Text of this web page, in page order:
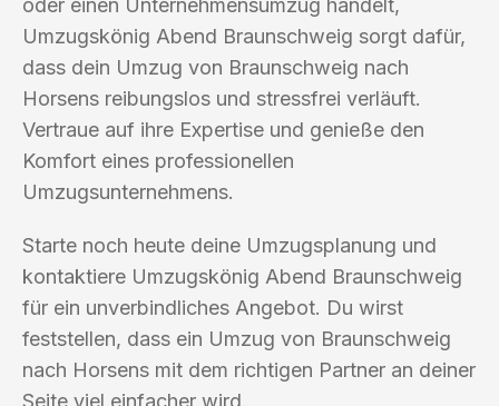
oder einen Unternehmensumzug handelt,
Umzugskönig Abend Braunschweig sorgt dafür,
dass dein Umzug von Braunschweig nach
Horsens reibungslos und stressfrei verläuft.
Vertraue auf ihre Expertise und genieße den
Komfort eines professionellen
Umzugsunternehmens.
Starte noch heute deine Umzugsplanung und
kontaktiere Umzugskönig Abend Braunschweig
für ein unverbindliches Angebot. Du wirst
feststellen, dass ein Umzug von Braunschweig
nach Horsens mit dem richtigen Partner an deiner
Seite viel einfacher wird.